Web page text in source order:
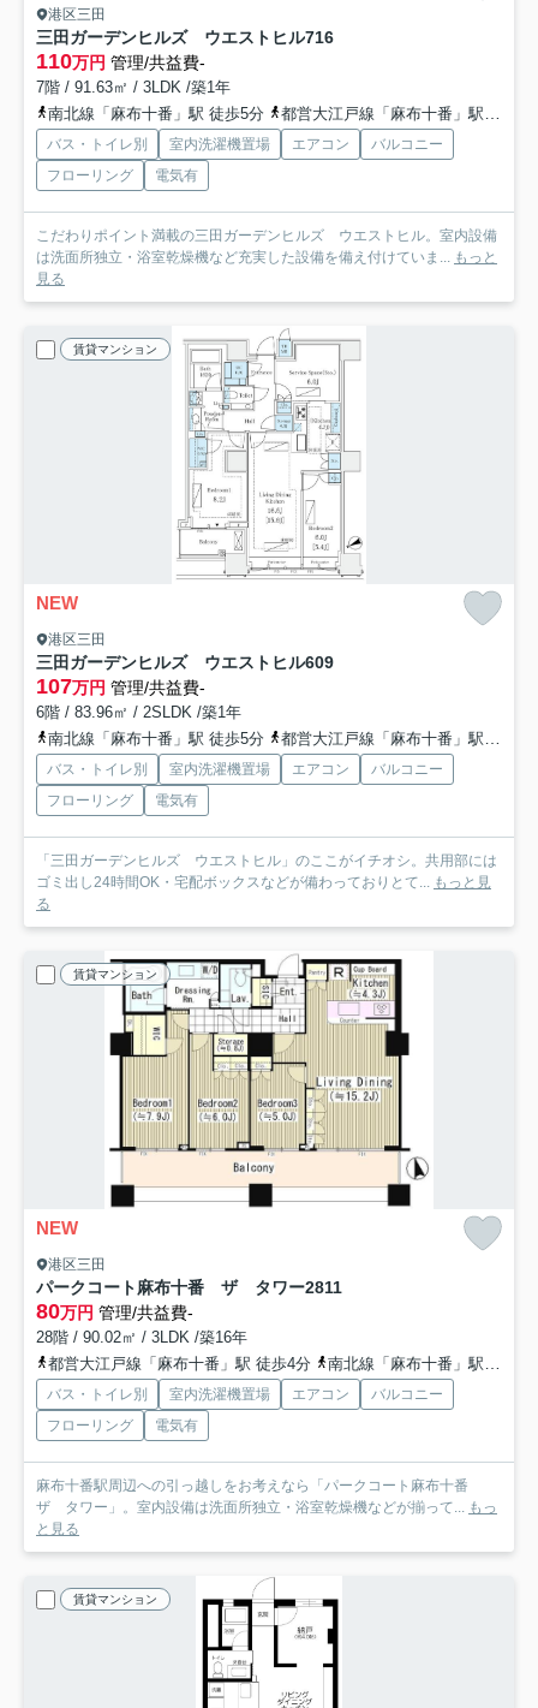
港区三田
三田ガーデンヒルズ ウエストヒル716
110万円 管理/共益費-
7階 / 91.63㎡ / 3LDK /築1年
南北線「麻布十番」駅 徒歩5分
都営大江戸線「麻布十番」駅 徒歩5分
バス・トイレ別 室内洗濯機置場 エアコン
バルコニー
フローリング
電気有
こだわりポイント満載の三田ガーデンヒルズ ウエストヒル。室内設備
は洗面所独立・浴室乾燥機など充実した設備を備え付けていま... もっと
見る
賃貸マンション
NEW
港区三田
三田ガーデンヒルズ ウエストヒル609
107万円 管理/共益費-
6階 / 83.96㎡ / 2SLDK /築1年
南北線「麻布十番」駅 徒歩5分
都営大江戸線「麻布十番」駅 徒歩5分
バス・トイレ別 室内洗濯機置場 エアコン
バルコニー
フローリング
電気有
「三田ガーデンヒルズ ウエストヒル」のここがイチオシ。共用部には
ゴミ出し24時間OK・宅配ボックスなどが備わっておりとて... もっと見
る
賃貸マンション
NEW
港区三田
パークコート麻布十番 ザ タワー2811
80万円 管理/共益費-
28階 / 90.02㎡ / 3LDK /築16年
都営大江戸線「麻布十番」駅 徒歩4分
南北線「麻布十番」駅 徒歩4分
バス・トイレ別 室内洗濯機置場 エアコン
バルコニー
フローリング
電気有
麻布十番駅周辺への引っ越しをお考えなら「パークコート麻布十番
ザ タワー」。室内設備は洗面所独立・浴室乾燥機などが揃って... もっ
と見る
賃貸マンション